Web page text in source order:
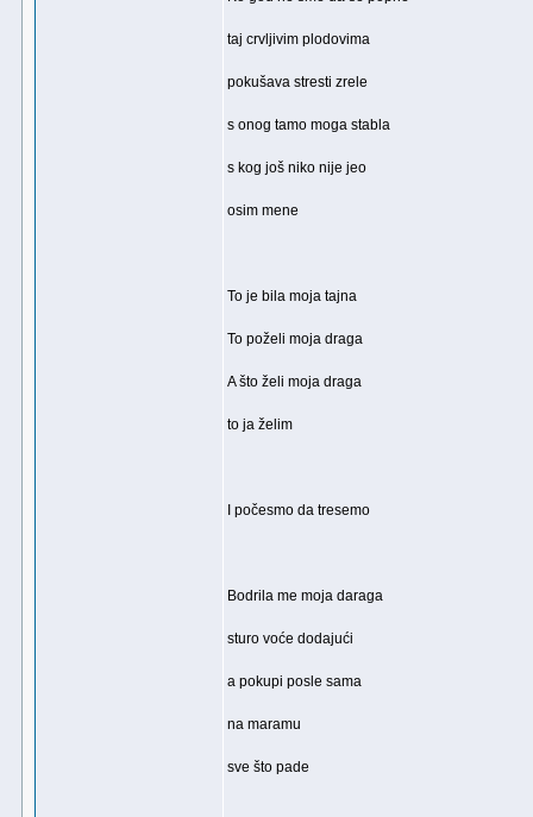
taj crvljivim plodovima
pokušava stresti zrele
s onog tamo moga stabla
s kog još niko nije jeo
osim mene
To je bila moja tajna
To poželi moja draga
A što želi moja draga
to ja želim
I počesmo da tresemo
Bodrila me moja daraga
sturo voće dodajući
a pokupi posle sama
na maramu
sve što pade